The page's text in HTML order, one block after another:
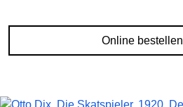
Online bestellen